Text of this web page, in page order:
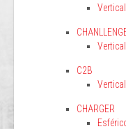
C2B
CHARGER